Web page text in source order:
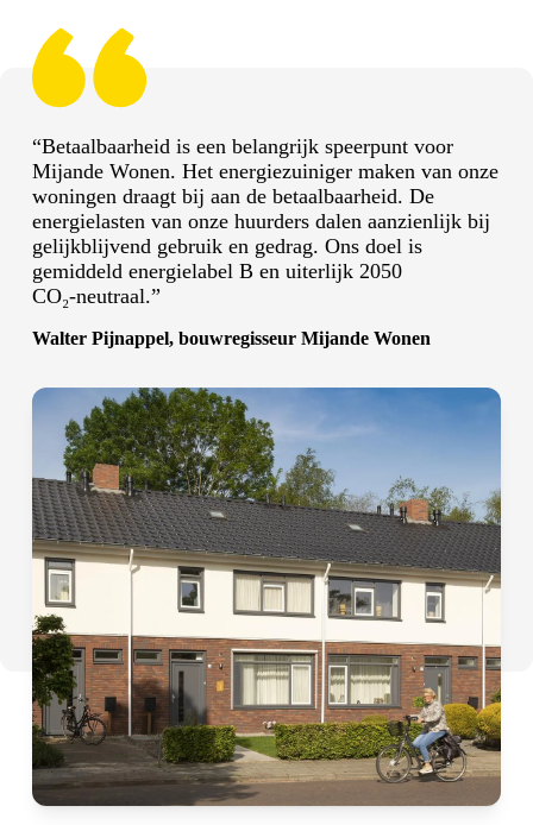
“Betaalbaarheid is een belangrijk speerpunt voor
Mijande Wonen. Het energiezuiniger maken van onze
woningen draagt bij aan de betaalbaarheid. De
energielasten van onze huurders dalen aanzienlijk bij
gelijkblijvend gebruik en gedrag. Ons doel is
gemiddeld energielabel B en uiterlijk 2050
CO₂‑neutraal.”
Walter Pijnappel, bouwregisseur Mijande Wonen